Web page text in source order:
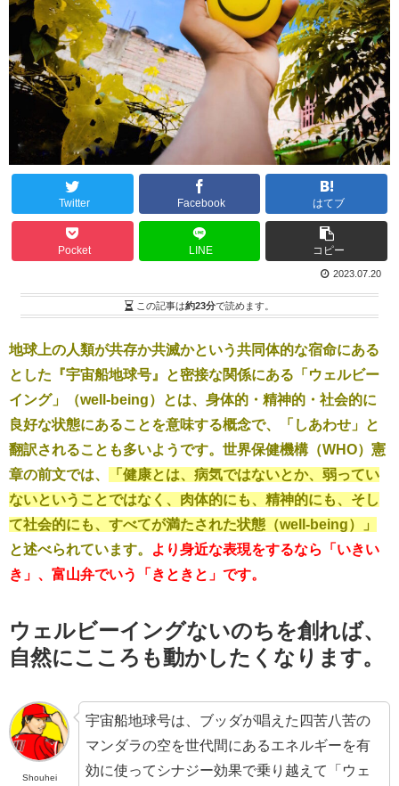
Twitter Facebook はてブ
Pocket LINE コピー
2023.07.20
この記事は約23分で読めます。
地球上の人類が共存か共滅かという共同体的な宿命にある
とした『宇宙船地球号』と密接な関係にある「ウェルビー
イング」（well-being）とは、身体的・精神的・社会的に
良好な状態にあることを意味する概念で、「しあわせ」と
翻訳されることも多いようです。世界保健機構（WHO）憲
章の前文では、
「健康とは、病気ではないとか、弱ってい
ないということではなく、肉体的にも、精神的にも、そし
て社会的にも、すべてが満たされた状態（well-being）」
と述べられています。
より身近な表現をするなら「いきい
き」、富山弁でいう「きときと」です。
ウェルビーイングないのちを創れば、
自然にこころも動かしたくなります。
Shouhei
宇宙船地球号は、ブッダが唱えた四苦八苦の
マンダラの空を世代間にあるエネルギーを有
効に使ってシナジー効果で乗り越えて「ウェ